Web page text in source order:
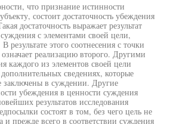
что признание истинности
состоит достаточность убеждения
достаточность выражает результат
с элементами своей цели,
результате этого соотнесения с точки
реализацию второго. Другими
каждого из элементов своей цели
сведениях, которые
заключены в суждении. Другие
убеждения в ценности суждения
результатов исследования
состоят в том, без чего цель не
и прежде всего в соответствии суждения